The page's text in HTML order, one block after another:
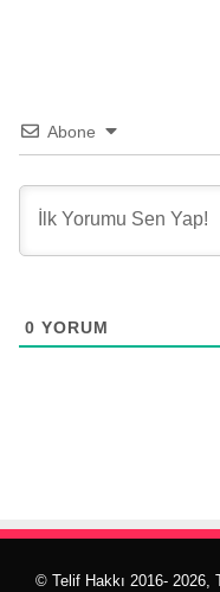
Abone
0 YORUM
© Telif Hakkı 2016- 2026,